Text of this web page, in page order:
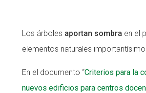
Los árboles aportan sombra en el
elementos naturales
En el documento “Criterios para la
nuevos edificios para centros